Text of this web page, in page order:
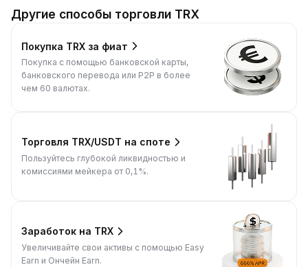
Другие способы торговли TRX
Покупка TRX за фиат
Покупка с помощью банковской карты,
банковского перевода или P2P в более
чем 60 валютах.
Торговля TRX/USDT на споте
Пользуйтесь глубокой ликвидностью и
комиссиями мейкера от 0,1%.
Заработок на TRX
Увеличивайте свои активы с помощью Easy
Earn и Ончейн Earn.